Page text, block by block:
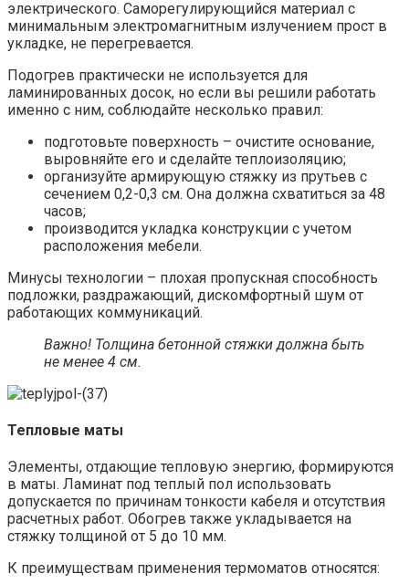
электрического. Саморегулирующийся материал с
минимальным электромагнитным излучением прост в
укладке, не перегревается.
Подогрев практически не используется для
ламинированных досок, но если вы решили работать
именно с ним, соблюдайте несколько правил:
подготовьте поверхность – очистите основание,
выровняйте его и сделайте теплоизоляцию;
организуйте армирующую стяжку из прутьев с
сечением 0,2-0,3 см. Она должна схватиться за 48
часов;
производится укладка конструкции с учетом
расположения мебели.
Минусы технологии – плохая пропускная способность
подложки, раздражающий, дискомфортный шум от
работающих коммуникаций.
Важно! Толщина бетонной стяжки должна быть
не менее 4 см.
Тепловые маты
Элементы, отдающие тепловую энергию, формируются
в маты. Ламинат под теплый пол использовать
допускается по причинам тонкости кабеля и отсутствия
расчетных работ. Обогрев также укладывается на
стяжку толщиной от 5 до 10 мм.
К преимуществам применения термоматов относятся: